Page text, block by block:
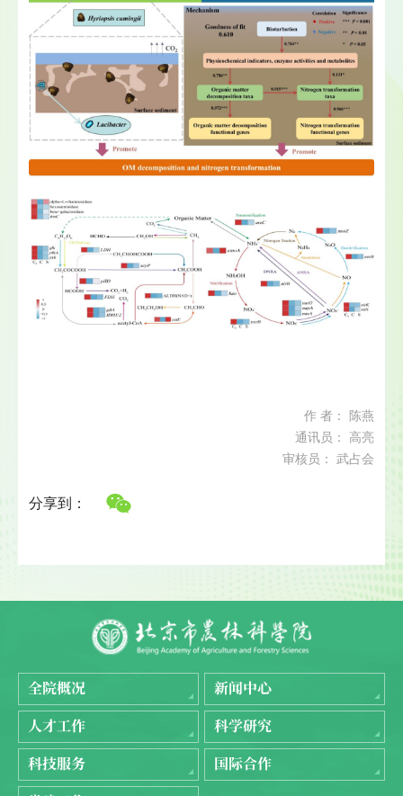
作 者： 陈燕
通讯员： 高亮
审核员： 武占会
分享到：
全院概况
新闻中心
人才工作
科学研究
科技服务
国际合作